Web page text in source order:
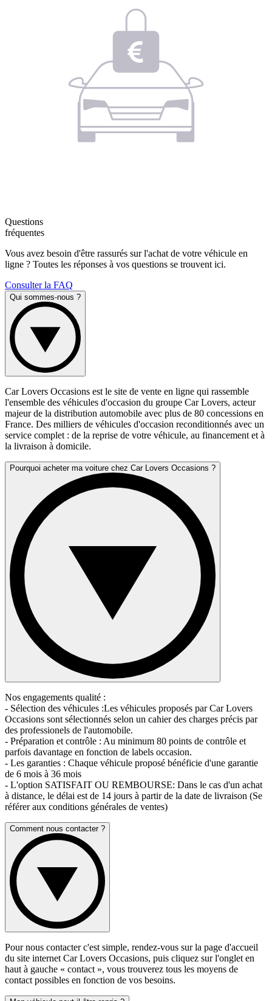
Questions
fréquentes
Vous avez besoin d'être rassurés sur l'achat de votre véhicule en
ligne ? Toutes les réponses à vos questions se trouvent ici.
Consulter la FAQ
Qui sommes-nous ?
Car Lovers Occasions est le site de vente en ligne qui rassemble
l'ensemble des véhicules d'occasion du groupe Car Lovers, acteur
majeur de la distribution automobile avec plus de 80 concessions en
France. Des milliers de véhicules d'occasion reconditionnés avec un
service complet : de la reprise de votre véhicule, au financement et à
la livraison à domicile.
Pourquoi acheter ma voiture chez Car Lovers Occasions ?
Nos engagements qualité :
- Sélection des véhicules :Les véhicules proposés par Car Lovers
Occasions sont sélectionnés selon un cahier des charges précis par
des professionels de l'automobile.
- Préparation et contrôle : Au minimum 80 points de contrôle et
parfois davantage en fonction de labels occasion.
- Les garanties : Chaque véhicule proposé bénéficie d'une garantie
de 6 mois à 36 mois
- L'option SATISFAIT OU REMBOURSE: Dans le cas d'un achat
à distance, le délai est de 14 jours à partir de la date de livraison (Se
référer aux conditions générales de ventes)
Comment nous contacter ?
Pour nous contacter c'est simple, rendez-vous sur la page d'accueil
du site internet Car Lovers Occasions, puis cliquez sur l'onglet en
haut à gauche « contact », vous trouverez tous les moyens de
contact possibles en fonction de vos besoins.